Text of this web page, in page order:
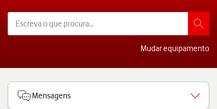
Mudar equipamento
Mensagens